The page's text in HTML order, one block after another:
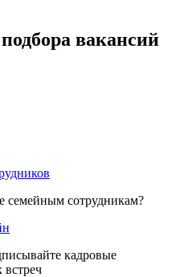
вакансий
семейным сотрудникам?
кадровые
встреч